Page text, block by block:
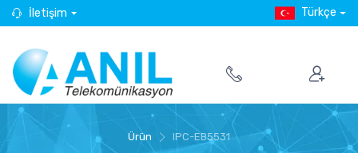
İletişim Türkçe
Ürün IPC-EB5531